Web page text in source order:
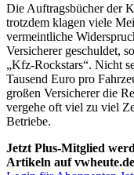
Die Auftragsbücher der
trotzdem klagen viele
vermeintliche
Versicherer geschuldet,
„Kfz-Rockstars“. Nicht
Tausend Euro pro
großen Versicherer die
vergehe oft viel zu viel
Betriebe.
Jetzt Plus-Mitglied
Artikeln auf